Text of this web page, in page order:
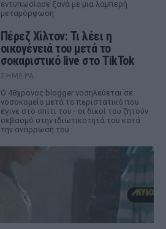
εντυπωσίασε ξανά με μια λαμπερή
μεταμόρφωση
Πέρεζ Χίλτον: Τι λέει η
οικογένειά του μετά το
σοκαριστικό live στο TikTok
ΣΉΜΕΡΑ
Ο 48χρονος blogger νοσηλεύεται σε
νοσοκομείο μετά το περιστατικό που
έγινε στο σπίτι του - οι δικοί του ζητούν
σεβασμό στην ιδιωτικότητά του κατά
την ανάρρωσή του